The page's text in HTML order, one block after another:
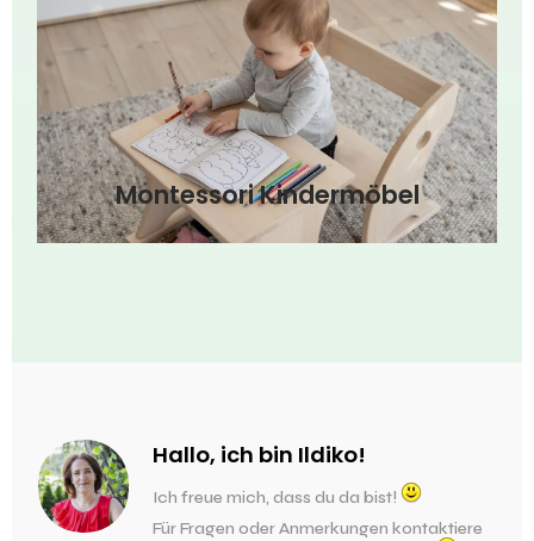
Montessori Kindermöbel
Hallo, ich bin Ildiko!
Ich freue mich, dass du da bist!
Für Fragen oder Anmerkungen kontaktiere